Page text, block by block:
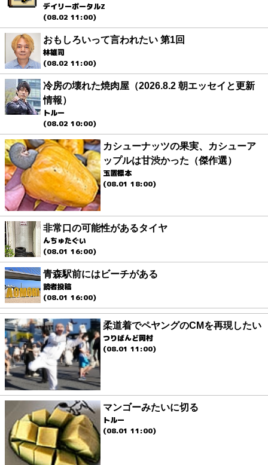
デイリーポータルZ
(08.02 11:00)
おもしろいって言われたい 第1回
林雄司
(08.02 11:00)
冷房の壊れた焼肉屋（2026.8.2 朝エッセイと更新
情報）
トルー
(08.02 10:00)
カシューナッツの果実、カシューア
ップルは甘渋かった（傑作選）
玉置標本
(08.01 18:00)
非常口の可能性があるタイヤ
んちゅたぐい
(08.01 16:00)
青森駅前にはビーチがある
読者投稿
(08.01 16:00)
柔道着でペヤングのCMを再現したい
つりばんど岡村
(08.01 11:00)
マンゴーみたいに切る
トルー
(08.01 11:00)